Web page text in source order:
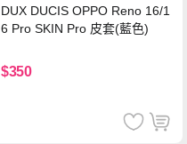
DUX DUCIS OPPO Reno 16/1
6 Pro SKIN Pro 皮套(藍色)
$350